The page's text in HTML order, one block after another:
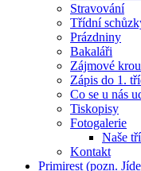
Stravování
Třídní
Prázdniny
Bakaláři
Zájmové
Zápis do 1.
Co se u nás
Tiskopisy
Fotogalerie
Naše
Kontakt
Primirest (pozn.